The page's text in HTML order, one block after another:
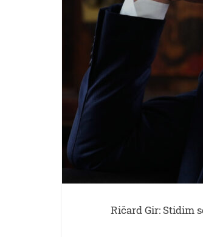
Ričard Gir: Stidim